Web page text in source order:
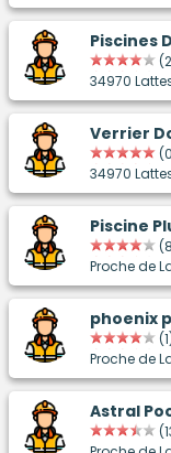
Piscines
34970
Verrier
34970
Piscine
Proche de
phoenix
Proche de
Astral